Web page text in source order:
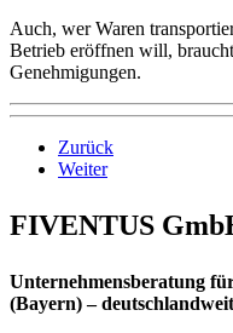
Auch, wer Waren
Betrieb eröffnen will,
Genehmigungen.
Zurück
Weiter
FIVENTUS
Unternehmensberatung
(Bayern) –